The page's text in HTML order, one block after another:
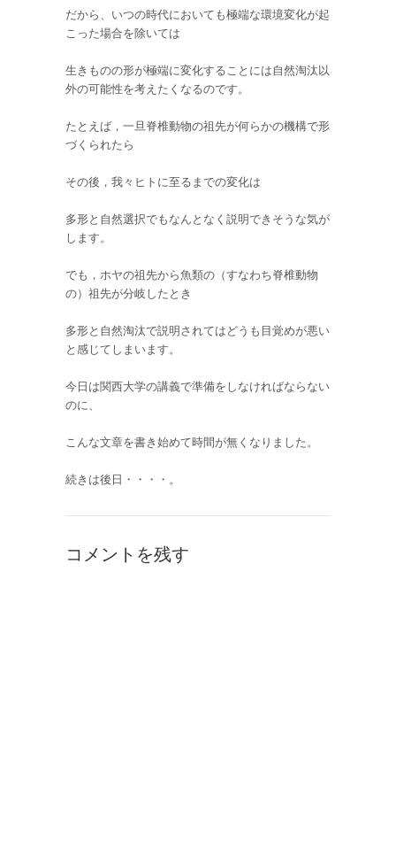
だから、いつの時代においても極端な環境変化が起
こった場合を除いては
生きものの形が極端に変化することには自然淘汰以
外の可能性を考えたくなるのです。
たとえば，一旦脊椎動物の祖先が何らかの機構で形
づくられたら
その後，我々ヒトに至るまでの変化は
多形と自然選択でもなんとなく説明できそうな気が
します。
でも，ホヤの祖先から魚類の（すなわち脊椎動物
の）祖先が分岐したとき
多形と自然淘汰で説明されてはどうも目覚めが悪い
と感じてしまいます。
今日は関西大学の講義で準備をしなければならない
のに、
こんな文章を書き始めて時間が無くなりました。
続きは後日・・・・。
コメントを残す